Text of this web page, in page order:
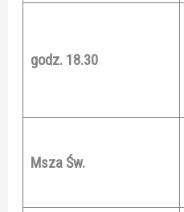
godz. 18.30
Msza Św.